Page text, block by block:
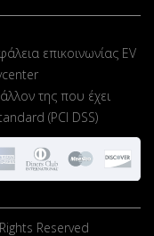
επικοινωνίας EV
της που έχει
(PCI DSS)
Reserved